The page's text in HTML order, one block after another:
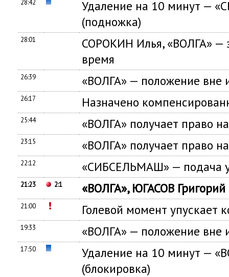
28:42
Удаление на 10 минут —
(подножка)
28:01
СОРОКИН Илья, «ВОЛГА» —
время
26:39 «ВОЛГА» — положение вне
26:17 Назначено
25:44 «ВОЛГА» получает право
23:15 «ВОЛГА» получает право
22:12 «СИБСЕЛЬМАШ» — подача
21:23 2:1 «ВОЛГА», ЮГАСОВ
21:00 Голевой момент
19:33 «ВОЛГА» — положение вне
17:50
Удаление на 10 минут —
(блокировка)